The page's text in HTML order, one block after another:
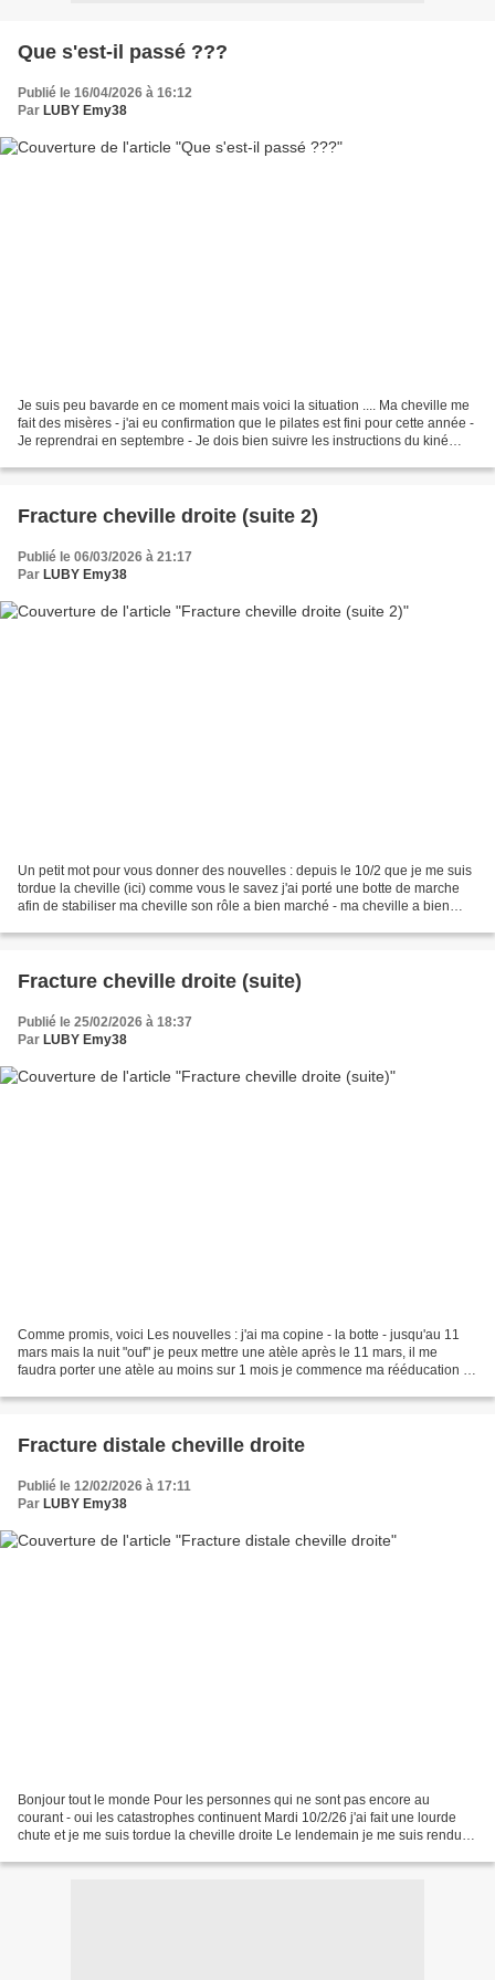
Que s'est-il passé ???
Publié le 16/04/2026 à 16:12
Par LUBY Emy38
Je suis peu bavarde en ce moment mais voici la situation .... Ma cheville me
fait des misères - j'ai eu confirmation que le pilates est fini pour cette année -
Je reprendrai en septembre - Je dois bien suivre les instructions du kiné
Fracture cheville droite (suite 2)
Publié le 06/03/2026 à 21:17
Par LUBY Emy38
Un petit mot pour vous donner des nouvelles : depuis le 10/2 que je me suis
tordue la cheville (ici) comme vous le savez j'ai porté une botte de marche
afin de stabiliser ma cheville son rôle a bien marché - ma cheville a bien
Fracture cheville droite (suite)
Publié le 25/02/2026 à 18:37
Par LUBY Emy38
Comme promis, voici Les nouvelles : j'ai ma copine - la botte - jusqu'au 11
mars mais la nuit "ouf" je peux mettre une atèle après le 11 mars, il me
faudra porter une atèle au moins sur 1 mois je commence ma rééducation le
Fracture distale cheville droite
Publié le 12/02/2026 à 17:11
Par LUBY Emy38
Bonjour tout le monde Pour les personnes qui ne sont pas encore au
courant - oui les catastrophes continuent Mardi 10/2/26 j'ai fait une lourde
chute et je me suis tordue la cheville droite Le lendemain je me suis rendue